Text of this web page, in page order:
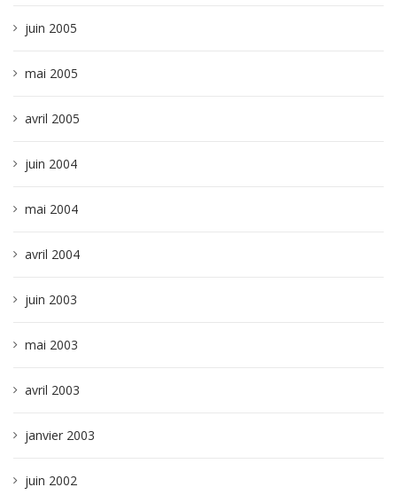
juin 2005
mai 2005
avril 2005
juin 2004
mai 2004
avril 2004
juin 2003
mai 2003
avril 2003
janvier 2003
juin 2002